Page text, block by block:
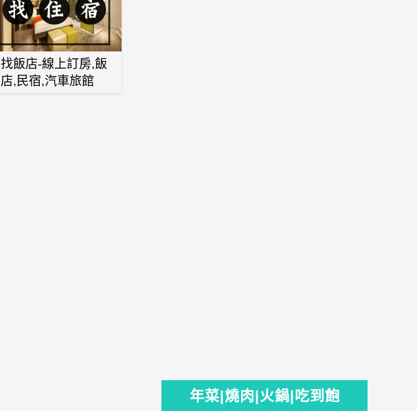
找飯店-線上訂房,飯
店,民宿,汽車旅館
年菜|燒肉|火鍋|吃到飽